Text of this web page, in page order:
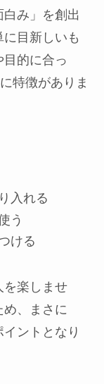
み」を創出
目新しいも
的に合っ
特徴がありま
入れる
う
ける
を楽しませ
、まさに
イントとなり